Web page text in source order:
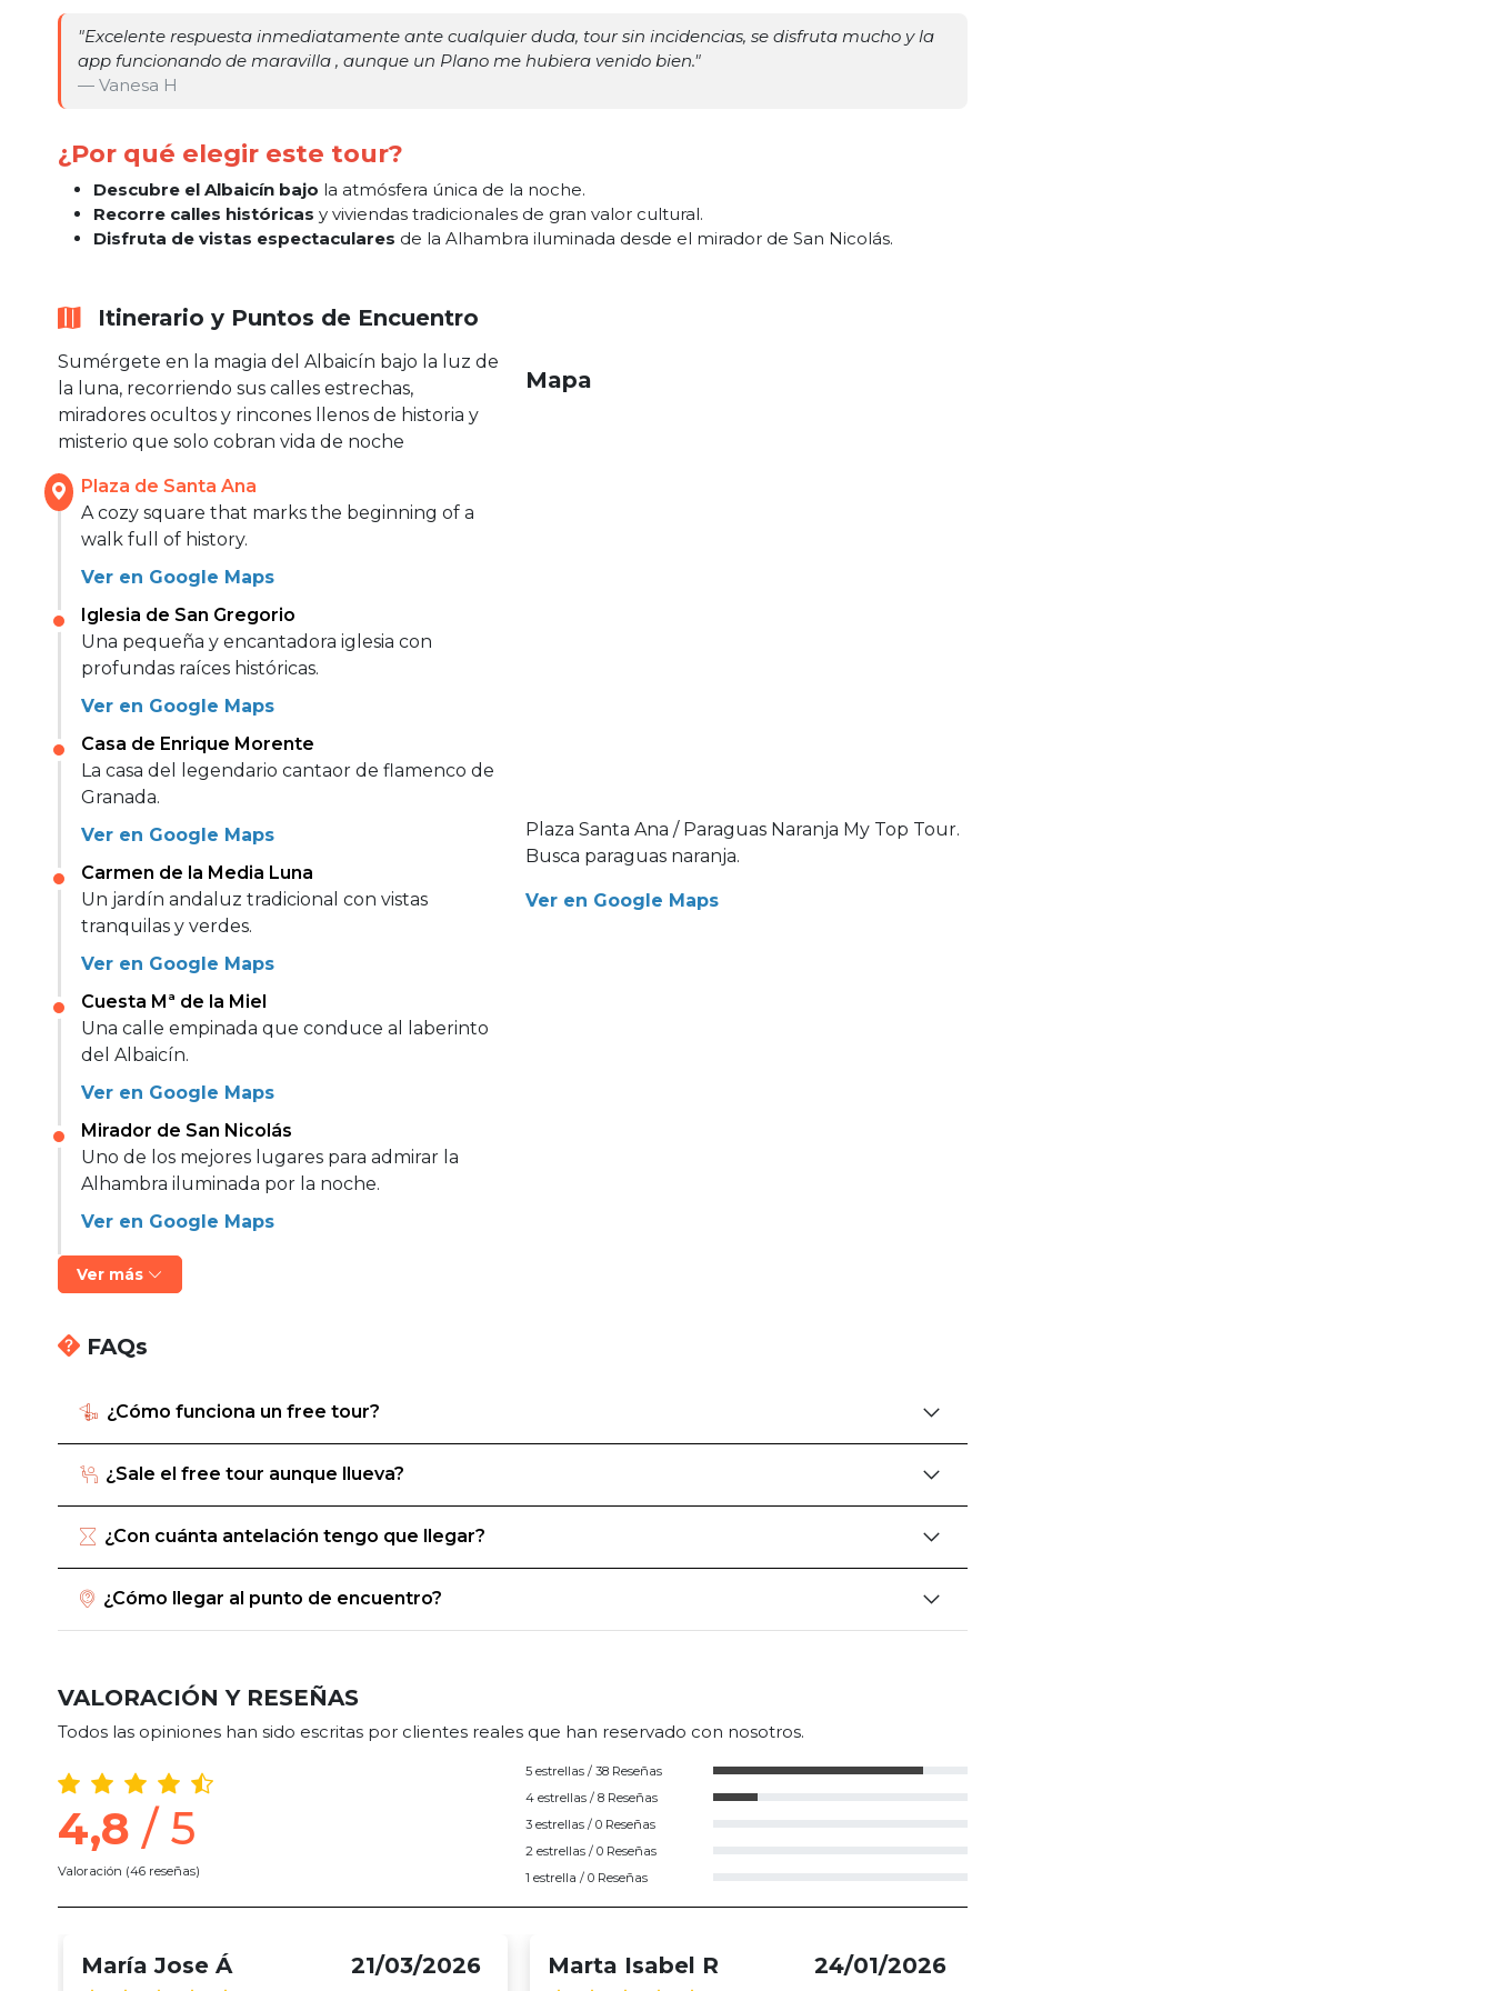
"Excelente respuesta inmediatamente ante cualquier duda, tour sin incidencias, se disfruta mucho y la
app funcionando de maravilla , aunque un Plano me hubiera venido bien."
— Vanesa H
¿Por qué elegir este tour?
Descubre el Albaicín bajo la atmósfera única de la noche.
Recorre calles históricas y viviendas tradicionales de gran valor cultural.
Disfruta de vistas espectaculares de la Alhambra iluminada desde el mirador de San Nicolás.
Itinerario y Puntos de Encuentro
Sumérgete en la magia del Albaicín bajo la luz de
la luna, recorriendo sus calles estrechas,
miradores ocultos y rincones llenos de historia y
misterio que solo cobran vida de noche
Plaza de Santa Ana
A cozy square that marks the beginning of a
walk full of history.
Ver en Google Maps
Iglesia de San Gregorio
Una pequeña y encantadora iglesia con
profundas raíces históricas.
Ver en Google Maps
Casa de Enrique Morente
La casa del legendario cantaor de flamenco de
Granada.
Ver en Google Maps
Carmen de la Media Luna
Un jardín andaluz tradicional con vistas
tranquilas y verdes.
Ver en Google Maps
Cuesta Mª de la Miel
Una calle empinada que conduce al laberinto
del Albaicín.
Ver en Google Maps
Mirador de San Nicolás
Uno de los mejores lugares para admirar la
Alhambra iluminada por la noche.
Ver en Google Maps
Ver más
Mapa
Plaza Santa Ana / Paraguas Naranja My Top Tour.
Busca paraguas naranja.
Ver en Google Maps
FAQs
¿Cómo funciona un free tour?
¿Sale el free tour aunque llueva?
¿Con cuánta antelación tengo que llegar?
¿Cómo llegar al punto de encuentro?
VALORACIÓN Y RESEÑAS
Todos las opiniones han sido escritas por clientes reales que han reservado con nosotros.
4,8 / 5
Valoración (46 reseñas)
5 estrellas / 38 Reseñas
4 estrellas / 8 Reseñas
3 estrellas / 0 Reseñas
2 estrellas / 0 Reseñas
1 estrella / 0 Reseñas
María Jose Á 21/03/2026 Marta Isabel R 24/01/2026